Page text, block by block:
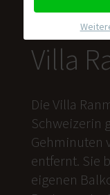
Villa
Die Villa
Schweizerin
Gehminuten
entfernt. Sie
eigenen